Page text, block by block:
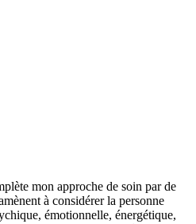
mon approche de soin par de
à considérer la personne
émotionnelle, énergétique,